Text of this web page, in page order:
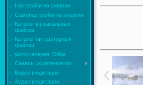
Настройки на энергии
Самонастройки на энергии
Каталог музыкальных
файлов
Каталог литературных
файлов
Фото-галерея. Обои
Сеансы исцеления on-...
Видео медитации
Аудио медитации